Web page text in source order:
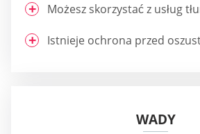
Możesz skorzystać z usług
Istnieje ochrona przed
WADY